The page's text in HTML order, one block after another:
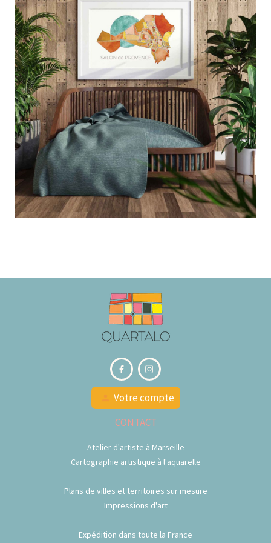
 
Votre compte
CONTACT
Atelier d'artiste à Marseille
Cartographie artistique à l'aquarelle
Plans de villes et territoires sur mesure
Impressions d'art
Expédition dans toute la France